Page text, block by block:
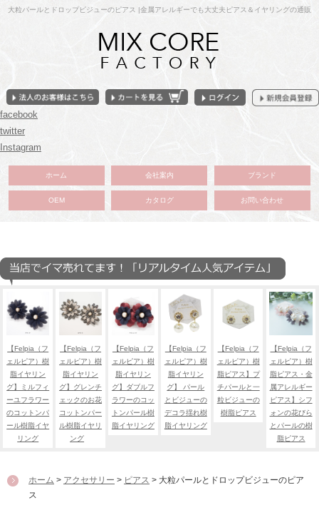
大粒パールとドロップビジューのピアス |金属アレルギーでも大丈夫ピアス＆イヤリングの通販
facebook
twitter
Instagram
ホーム 会社案内 ブランド
OEM カタログ お問い合わせ
【Felpia（フ
ェルピア）樹
脂イヤリン
グ】ミルフィ
ーユフラワー
のコットンパ
ール樹脂イヤ
リング
【Felpia（フ
ェルピア）樹
脂イヤリン
グ】グレンチ
ェックのお花
コットンパー
ル樹脂イヤリ
ング
【Felpia（フ
ェルピア）樹
脂イヤリン
グ】ダブルフ
ラワーのコッ
トンパール樹
脂イヤリング
【Felpia（フ
ェルピア）樹
脂イヤリン
グ】 パール
とビジューの
デコラ揺れ樹
脂イヤリング
【Felpia（フ
ェルピア）樹
脂ピアス】プ
チパールと一
粒ビジューの
樹脂ピアス
【Felpia（フ
ェルピア）樹
脂ピアス・金
属アレルギー
ピアス】シフ
ォンの花びら
とパールの樹
脂ピアス
ホーム > アクセサリー > ピアス > 大粒パールとドロップビジューのピア
ス